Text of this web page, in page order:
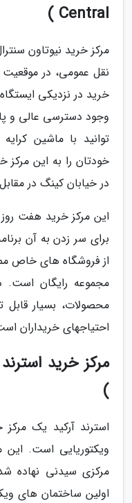
Central )
مرکز خرید نیوتاون
نقل عمومی، در
خرید در نزدیکی
وجود دسترسی عالی و
توانید با ماشین
خودتان را به این مرکز
در خیابان کینگ در
این مرکز خرید هفت
برای سر زدن به آن
از فروشگاه های خاص
مجموعه رایگان است.
محصولات، بسیار
احتیاجهای خریداران
)
استرند آرکید یک
ویکتوریایی است.
مرکزی سیدنی نهاده
اولین ساختمان های